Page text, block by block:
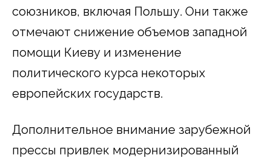
союзников, включая Польшу. Они также
отмечают снижение объемов западной
помощи Киеву и изменение
политического курса некоторых
европейских государств.
Дополнительное внимание зарубежной
прессы привлек модернизированный